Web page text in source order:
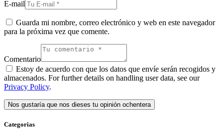
E-mail
Guarda mi nombre, correo electrónico y web en este navegador
para la próxima vez que comente.
Comentario
Estoy de acuerdo con que los datos que envíe serán recogidos y
almacenados. For further details on handling user data, see our
Privacy Policy.
Categorias